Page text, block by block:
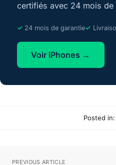
certifiés avec 24 mois de
24 mois de garantie
Voir iPhones →
Posted in:
PREVIOUS ARTICLE